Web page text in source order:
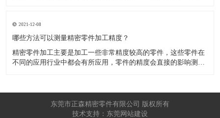
自动化技术水平高，非常适合加工轮廊样子繁杂的曲线图，斜面
零
2021-12-08
​哪些方法可以测量精密零件加工精度？
精密零件加工主要是加工一些非常精度较高的零件，这些零件在
不同的应用行业中都会有所应用，零件的精度会直接的影响测量
工按量具量仪的读数值是否直接表示被测尺寸的数值，可分为测
东莞市正森精密零件有限公司 版权所有
技术支持：东莞网站建设